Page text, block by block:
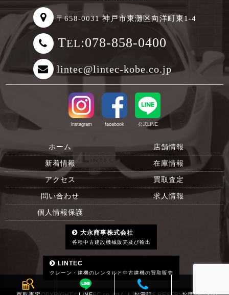
〒658-0031 神戸市東灘区向洋町東1-4
TEL:078-858-0400
lintec@lintec-kobe.co.jp
Instagram facebook 公式LINE
ホーム 店舗情報
新着情報 在庫情報
アクセス 買取査定
問い合わせ 求人情報
個人情報保護
大永商事株式会社
各種中古建設機械販売及び輸出
LINTEC
クレーン・建機のレンタルと中古建機の買取販売